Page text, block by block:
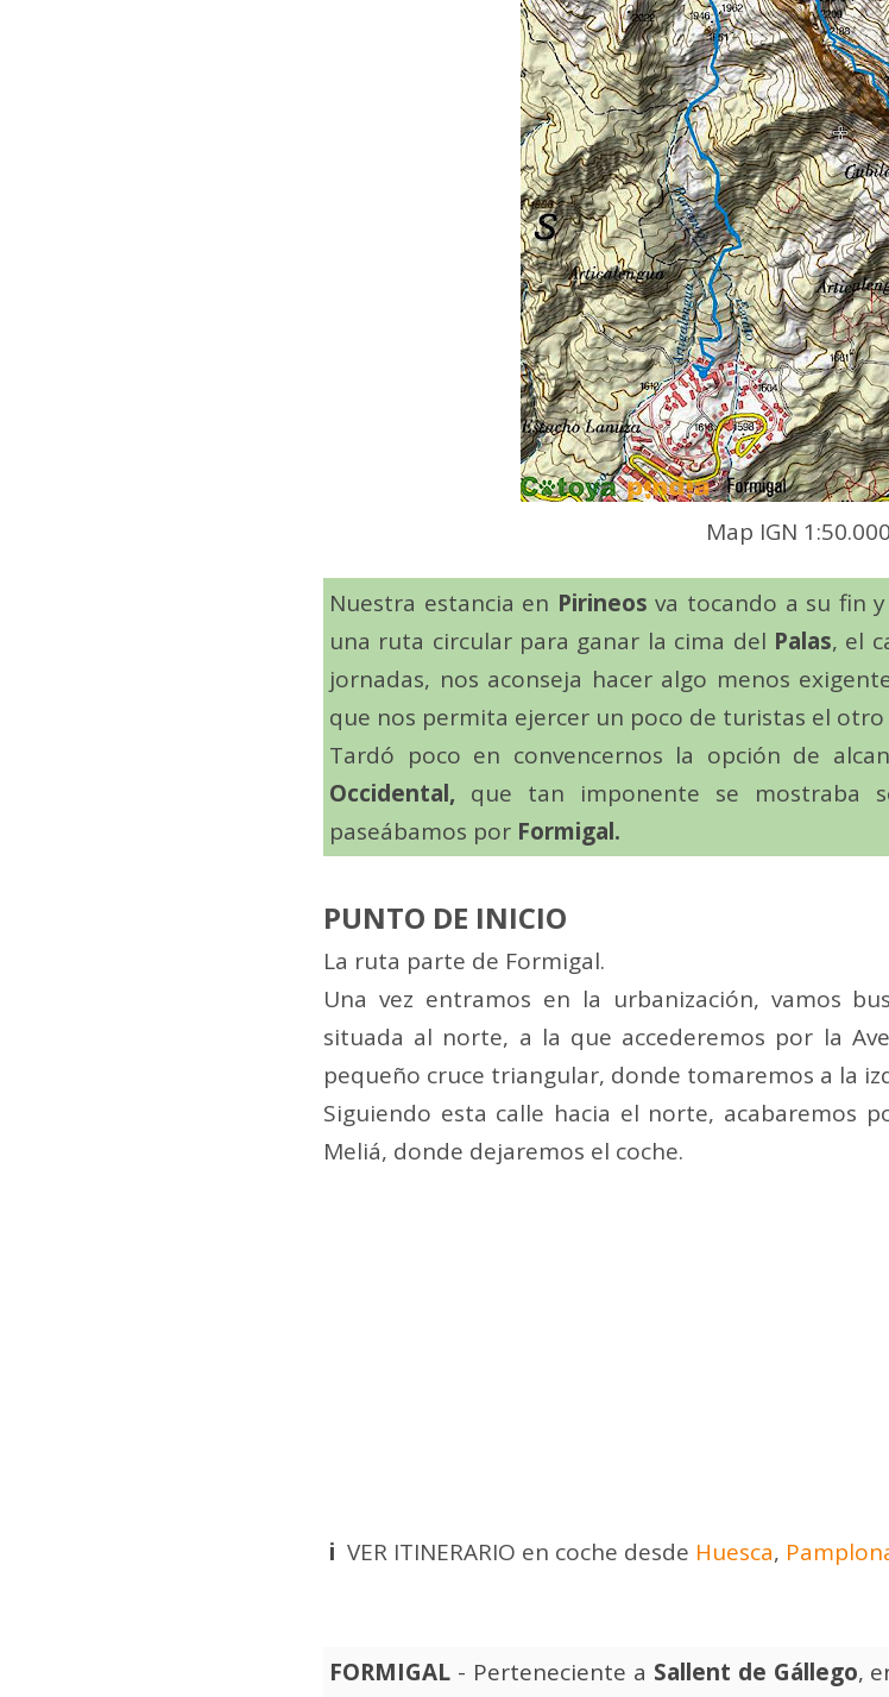
Map IGN 1:50.000
Nuestra estancia en Pirineosva tocando a su fin
una ruta circular para ganar la cima del Palas, el
jornadas, nos aconseja hacer algo menos
que nos permita ejercer un poco de turistas el otro
Tardó poco en convencernos la opción de
Occidental, que tan imponente se mostraba
paseábamos por Formigal.
PUNTO DE INICIO
La ruta parte de Formigal.
Una vez entramos en la urbanización, vamos
situada al norte, a la que accederemos por la
pequeño cruce triangular, donde tomaremos a la
Siguiendo esta calle hacia el norte, acabaremos
Meliá, donde dejaremos el coche.
i VER ITINERARIO en coche desde Huesca,
FORMIGAL - Perteneciente a Sallent de Gállego,